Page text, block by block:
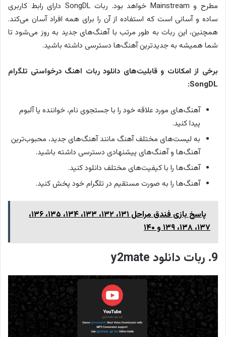
مطرح و Mainstream خواهد بود. ربات SongDL دارای رابط کاربری
ساده و آسانی است که استفاده از آن را برای همه افراد آسان می‌کند.
همچنین، این ربات به طور مرتب با آهنگ‌های جدید به روز می‌شود تا
شما همیشه به جدیدترین آهنگ‌ها دسترسی داشته باشید.
برخی از امکانات و قابلیت‌های دانلود ربات اهنگ درخواستی تلگرام
SongDL:
آهنگ‌های مورد علاقه خود را با جستجوی نام، خواننده یا آلبوم
پیدا کنید.
به لیست‌های مختلف آهنگ مانند آهنگ‌های جدید، محبوب‌ترین
آهنگ‌ها و آهنگ‌های پیشنهادی دسترسی داشته باشید.
آهنگ‌ها را با کیفیت‌های مختلف دانلود کنید.
آهنگ‌ها را به صورت مستقیم در تلگرام خود پخش کنید.
پاسخ بازی فندق مراحل ۱۳۱، ۱۳۲، ۱۳۳، ۱۳۴، ۱۳۵، ۱۳۶،
۱۳۷، ۱۳۸، ۱۳۹ و ۱۴۰
9. ربات دانلود y2mate